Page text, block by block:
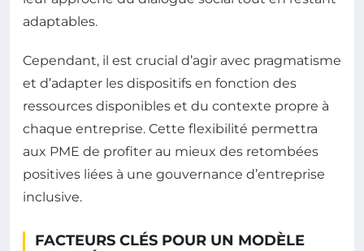
adaptables.
Cependant, il est crucial d’agir avec pragmatisme
et d’adapter les dispositifs en fonction des
ressources disponibles et du contexte propre à
chaque entreprise. Cette flexibilité permettra
aux PME de profiter au mieux des retombées
positives liées à une gouvernance d’entreprise
inclusive.
FACTEURS CLÉS POUR UN MODÈLE